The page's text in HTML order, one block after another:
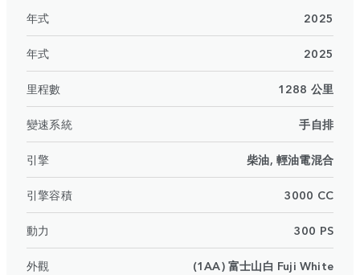
年式 2025
年式 2025
里程數 1288 公里
變速系統 手自排
引擎 柴油, 輕油電混合
引擎容積 3000 CC
動力 300 PS
外觀 (1AA) 富士山白 Fuji White